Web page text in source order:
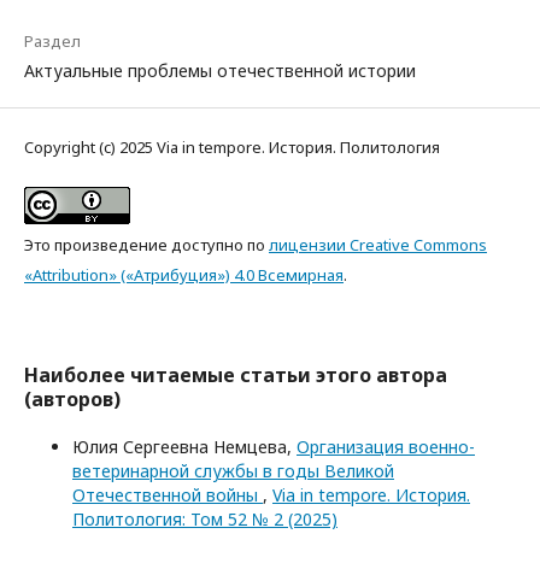
Раздел
Актуальные проблемы отечественной истории
Copyright (c) 2025 Via in tempore. История. Политология
Это произведение доступно по лицензии Creative Commons
«Attribution» («Атрибуция») 4.0 Всемирная.
Наиболее читаемые статьи этого автора
(авторов)
Юлия Сергеевна Немцева, Организация военно-
ветеринарной службы в годы Великой
Отечественной войны , Via in tempore. История.
Политология: Том 52 № 2 (2025)